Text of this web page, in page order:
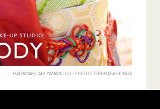
HAIR&MAKE AIRI YAMAMOTO /PHOTO TERUMASA HONDA